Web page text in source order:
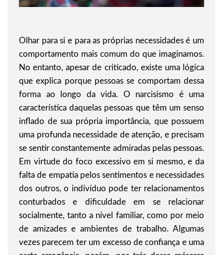
Olhar para si e para as próprias necessidades é um
comportamento mais comum do que imaginamos.
No entanto, apesar de criticado, existe uma lógica
que explica porque pessoas se comportam dessa
forma ao longo da vida. O narcisismo é uma
característica daquelas pessoas que têm um senso
inflado de sua própria importância, que possuem
uma profunda necessidade de atenção, e precisam
se sentir constantemente admiradas pelas pessoas.
Em virtude do foco excessivo em si mesmo, e da
falta de empatia pelos sentimentos e necessidades
dos outros, o indivíduo pode ter relacionamentos
conturbados e dificuldade em se relacionar
socialmente, tanto a nível familiar, como por meio
de amizades e ambientes de trabalho. Algumas
vezes parecem ter um excesso de confiança e uma